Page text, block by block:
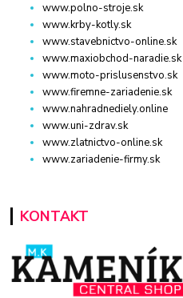
www.polno-stroje.sk
www.krby-kotly.sk
www.stavebnictvo-online.sk
www.maxiobchod-naradie.sk
www.moto-prislusenstvo.sk
www.firemne-zariadenie.sk
www.nahradnediely.online
www.uni-zdrav.sk
www.zlatnictvo-online.sk
www.zariadenie-firmy.sk
KONTAKT